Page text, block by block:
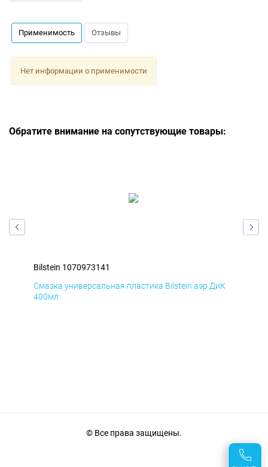
Применимость Отзывы
Нет информации о применимости
Обратите внимание на сопутствующие товары:
Bilstein 1070973141
Смазка универсальная пластика Bilstein аэр ДиК
400мл
© Все права защищены.